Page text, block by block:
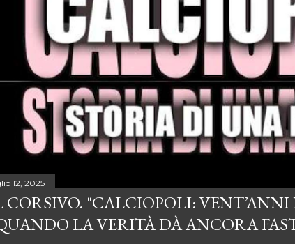
12, 2025
CORSIVO. "CALCIOPOLI: VENT’ANNI
LA VERITÀ DÀ ANCORA